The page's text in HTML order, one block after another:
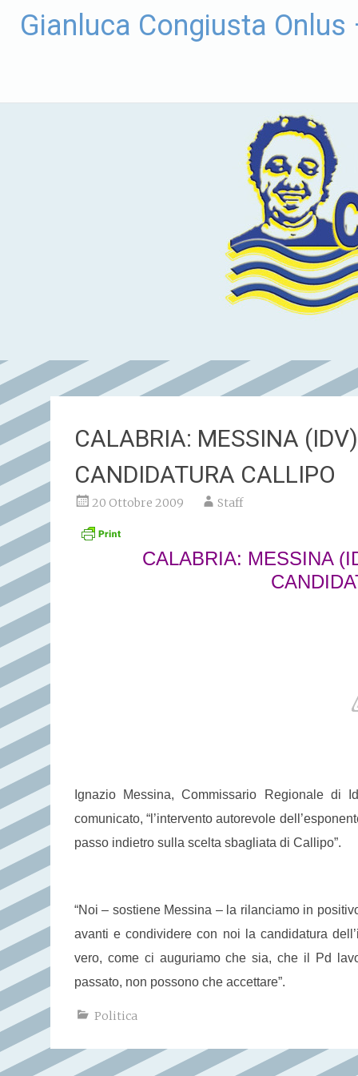
Gianluca Congiusta Onlus
CALABRIA: MESSINA
CANDIDATURA CALLIPO
20 Ottobre 2009 Staff
CALABRIA: MESSINA
Ignazio Messina, Commissario Regionale di
comunicato, “l’intervento autorevole
passo indietro sulla scelta sbagliata di Callipo”.
“Noi – sostiene Messina – la rilanciamo in
avanti e condividere con noi la candidatura
vero, come ci auguriamo che sia, che il Pd
passato, non possono che accettare”.
Politica